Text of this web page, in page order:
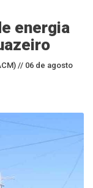
energia
// 06 de agosto